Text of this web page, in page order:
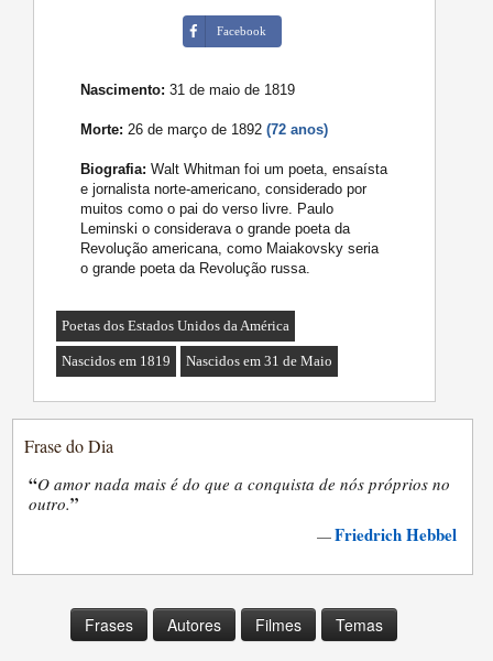
Facebook
Nascimento: 31 de maio de 1819
Morte: 26 de março de 1892(72 anos)
Biografia: Walt Whitman foi um poeta, ensaísta
e jornalista norte-americano, considerado por
muitos como o pai do verso livre. Paulo
Leminski o considerava o grande poeta da
Revolução americana, como Maiakovsky seria
o grande poeta da Revolução russa.
Poetas dos Estados Unidos da América
Nascidos em 1819 Nascidos em 31 de Maio
Frase do Dia
“O amor nada mais é do que a conquista de nós próprios no
outro.”
—Friedrich Hebbel
Frases Autores Filmes Temas